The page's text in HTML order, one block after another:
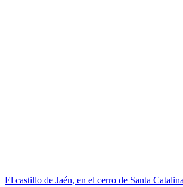
El castillo de Jaén, en el cerro de Santa Catalina